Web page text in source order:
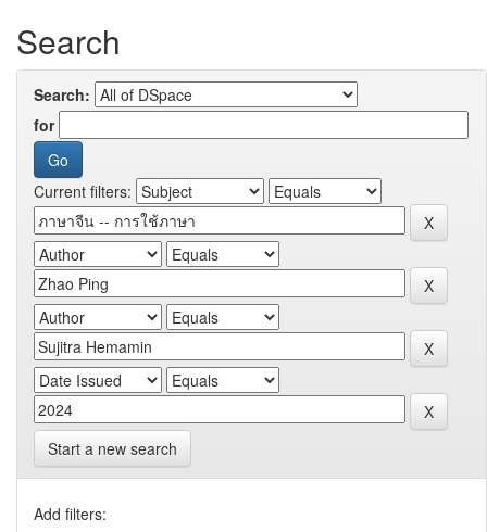
Search
Search:
for
Current filters:
Start a new search
Add filters: